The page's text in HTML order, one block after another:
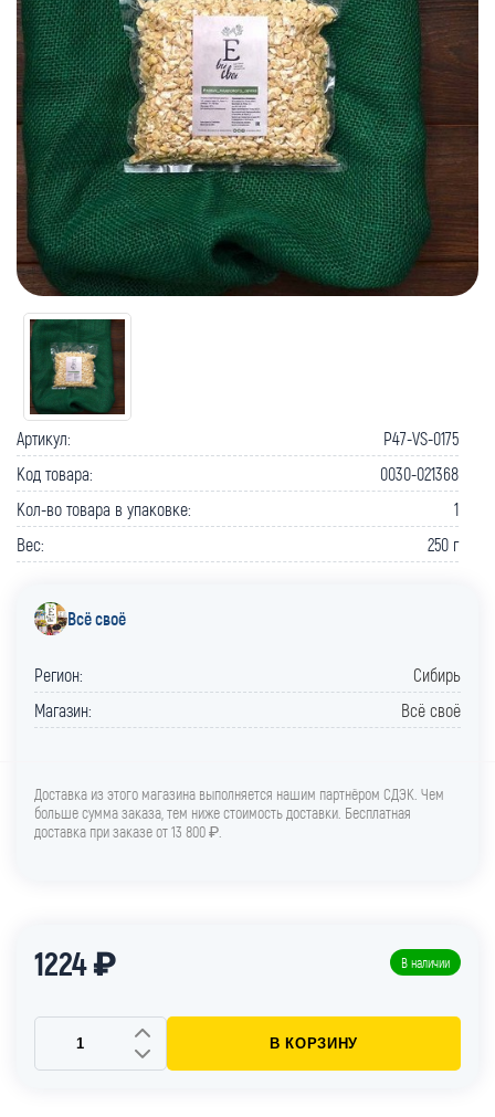
Артикул:
P47-VS-0175
Код товара:
0030-021368
Кол-во товара в упаковке:
1
Вес:
250 г
Всё своё
Регион:
Сибирь
Магазин:
Всё своё
Доставка из этого магазина выполняется нашим партнёром СДЭК. Чем
больше сумма заказа, тем ниже стоимость доставки. Бесплатная
доставка при заказе от 13 800 ₽.
1224 ₽ В наличии
В КОРЗИНУ